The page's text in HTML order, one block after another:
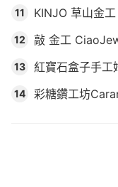
11 KINJO 草山金工
12 敲 金工
13 紅寶石盒子手工
14 彩糖鑽工坊